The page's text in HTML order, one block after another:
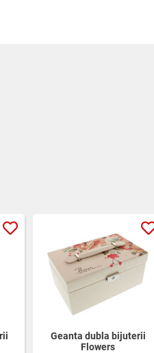
Geanta dubla bijuterii
Flowers